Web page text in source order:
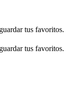
tus favoritos.
tus favoritos.